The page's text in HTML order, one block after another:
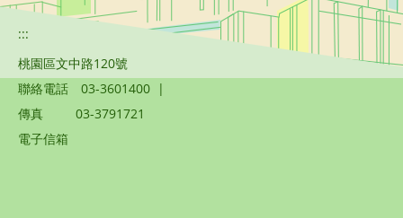
:::
桃園區文中路120號
聯絡電話
03-3601400 |
傳真
03-3791721
電子信箱